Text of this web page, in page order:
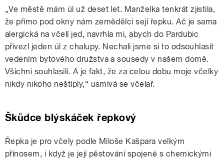
„Ve městě mám úl už deset let. Manželka tenkrát zjistila,
že přímo pod okny nám zemědělci sejí řepku. Ač je sama
alergická na včelí jed, navrhla mi, abych do Pardubic
přivezl jeden úl z chalupy. Nechali jsme si to odsouhlasit
vedením bytového družstva a sousedy v našem domě.
Všichni souhlasili. A je fakt, že za celou dobu moje včelky
nikdy nikoho neštíply,“ usmívá se včelař.
Škůdce blýskáček řepkový
Řepka je pro včely podle Miloše Kašpara velkým
přínosem, i když je její pěstování spojené s chemickými